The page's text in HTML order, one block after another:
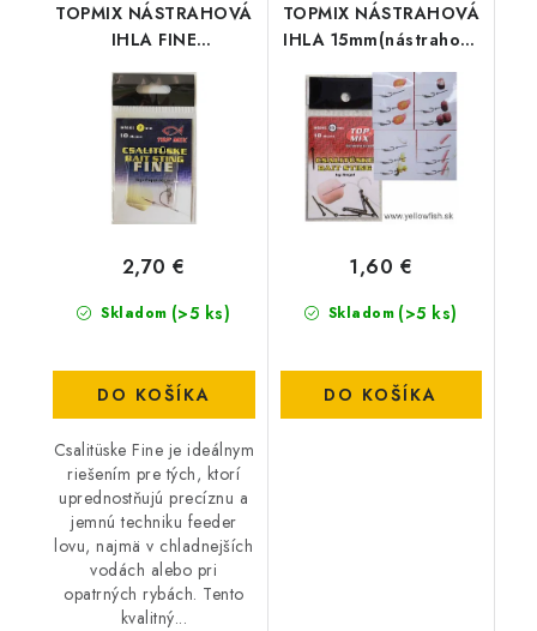
TOPMIX NÁSTRAHOVÁ
IHLA FINE
7mm(nástrahový
trň,nástrahovy osteň) -
7MM
Skladom (>5 ks)
2,70 €
DO KOŠÍKA
Csalitüske Fine je ideálnym
riešením pre tých, ktorí
uprednostňujú precíznu a
jemnú techniku feeder
lovu, najmä v chladnejších
vodách alebo pri
opatrných rybách. Tento
kvalitný...
TOPMIX NÁSTRAHOVÁ
IHLA 15mm(nástrahový
tŕň,nástrahový
osteň)-15MM
Skladom (>5 ks)
1,60 €
DO KOŠÍKA